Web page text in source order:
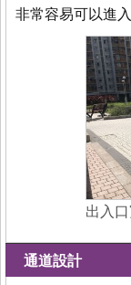
非常容易可以進入
出入
通道設計